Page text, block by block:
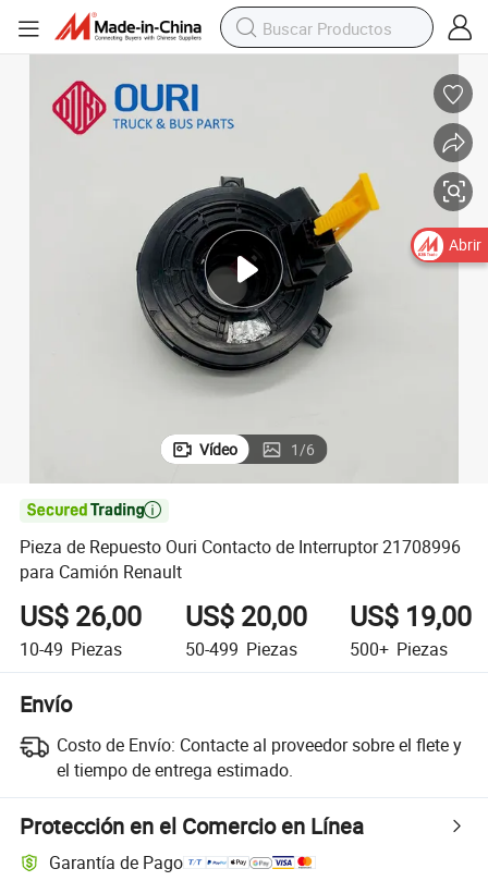
Vídeo 1/6

Pieza de Repuesto Ouri Contacto de Interruptor 21708996
para Camión Renault
US$ 26,00
10-49 Piezas
US$ 20,00
50-499 Piezas
US$ 19,00
500+ Piezas
Envío
Costo de Envío: Contacte al proveedor sobre el flete y
el tiempo de entrega estimado.
Protección en el Comercio en Línea
Garantía de Pago
Abrir